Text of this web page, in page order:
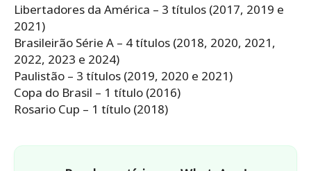
Libertadores da América – 3 títulos (2017, 2019 e
2021)
Brasileirão Série A – 4 títulos (2018, 2020, 2021,
2022, 2023 e 2024)
Paulistão – 3 títulos (2019, 2020 e 2021)
Copa do Brasil – 1 título (2016)
Rosario Cup – 1 título (2018)